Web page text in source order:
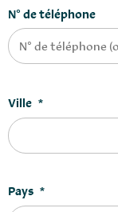
N° de téléphone
Ville *
Pays *